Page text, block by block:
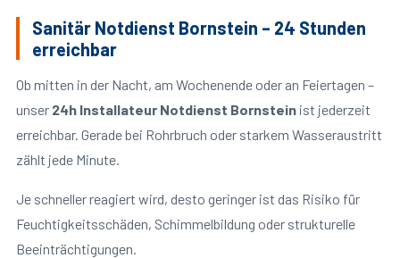
Sanitär Notdienst Bornstein – 24 Stunden
erreichbar
Ob mitten in der Nacht, am Wochenende oder an Feiertagen –
unser 24h Installateur Notdienst Bornsteinist jederzeit
erreichbar. Gerade bei Rohrbruch oder starkem Wasseraustritt
zählt jede Minute.
Je schneller reagiert wird, desto geringer ist das Risiko für
Feuchtigkeitsschäden, Schimmelbildung oder strukturelle
Beeinträchtigungen.